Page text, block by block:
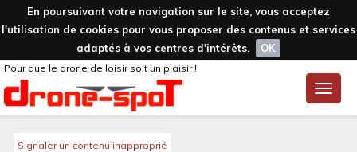
En poursuivant votre navigation sur le site, vous acceptez
l'utilisation de cookies pour vous proposer des contenus et services
adaptés à vos centres d'intérêts.
OK
Toggle
Pour que le drone de loisir soit un plaisir !
Signaler un contenu inapproprié